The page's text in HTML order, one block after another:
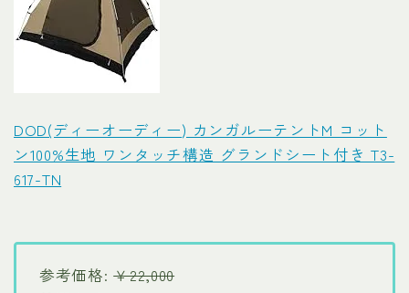
DOD(ディーオーディー) カンガルーテントM コット
ン100%生地 ワンタッチ構造 グランドシート付き T3-
617-TN
参考価格:￥22,000